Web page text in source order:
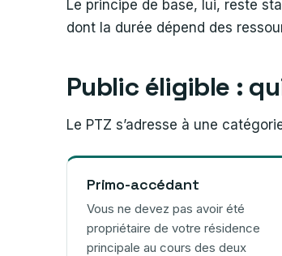
Le principe de base, lui, reste
dont la durée dépend des
Public éligible :
Le PTZ s’adresse à une
Primo-accédant
Vous ne devez pas avoir été
propriétaire de votre résidence
principale au cours des deux